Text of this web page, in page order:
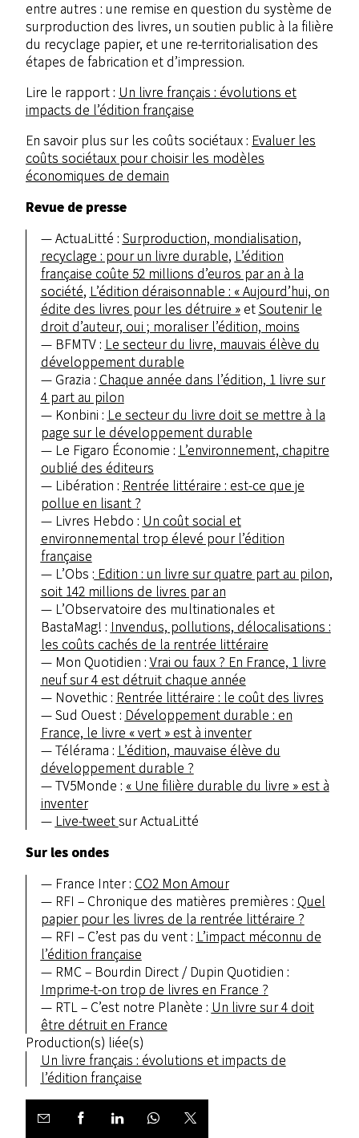
entre autres : une remise en question du système de
surproduction des livres, un soutien public à la filière
du recyclage papier, et une re-territorialisation des
étapes de fabrication et d’impression.
Lire le rapport : Un livre français : évolutions et
impacts de l’édition française
En savoir plus sur les coûts sociétaux : Evaluer les
coûts sociétaux pour choisir les modèles
économiques de demain
Revue de presse
ActuaLitté : Surproduction, mondialisation,
recyclage : pour un livre durable, L’édition
française coûte 52 millions d’euros par an à la
société, L’édition déraisonnable : « Aujourd’hui, on
édite des livres pour les détruire »etSoutenir le
droit d’auteur, oui ; moraliser l’édition, moins
BFMTV : Le secteur du livre, mauvais élève du
développement durable
Grazia : Chaque année dans l’édition, 1 livre sur
4 part au pilon
Konbini : Le secteur du livre doit se mettre à la
page sur le développement durable
Le Figaro Économie : L’environnement, chapitre
oublié des éditeurs
Libération : Rentrée littéraire : est-ce que je
pollue en lisant ?
Livres Hebdo : Un coût social et
environnemental trop élevé pour l’édition
française
L’Obs : Edition : un livre sur quatre part au pilon,
soit 142 millions de livres par an
L’Observatoire des multinationales et
BastaMag! : Invendus, pollutions, délocalisations :
les coûts cachés de la rentrée littéraire
Mon Quotidien : Vrai ou faux ? En France, 1 livre
neuf sur 4 est détruit chaque année
Novethic : Rentrée littéraire : le coût des livres
Sud Ouest : Développement durable : en
France, le livre « vert » est à inventer
Télérama : L’édition, mauvaise élève du
développement durable ?
TV5Monde : « Une filière durable du livre » est à
inventer
Live-tweetsur ActuaLitté
Sur les ondes
France Inter : CO2 Mon Amour
RFI – Chronique des matières premières : Quel
papier pour les livres de la rentrée littéraire ?
RFI – C’est pas du vent : L’impact méconnu de
l’édition française
RMC – Bourdin Direct / Dupin Quotidien :
Imprime-t-on trop de livres en France ?
RTL – C’est notre Planète : Un livre sur 4 doit
être détruit en France
Production(s) liée(s)
Un livre français : évolutions et impacts de
l’édition française